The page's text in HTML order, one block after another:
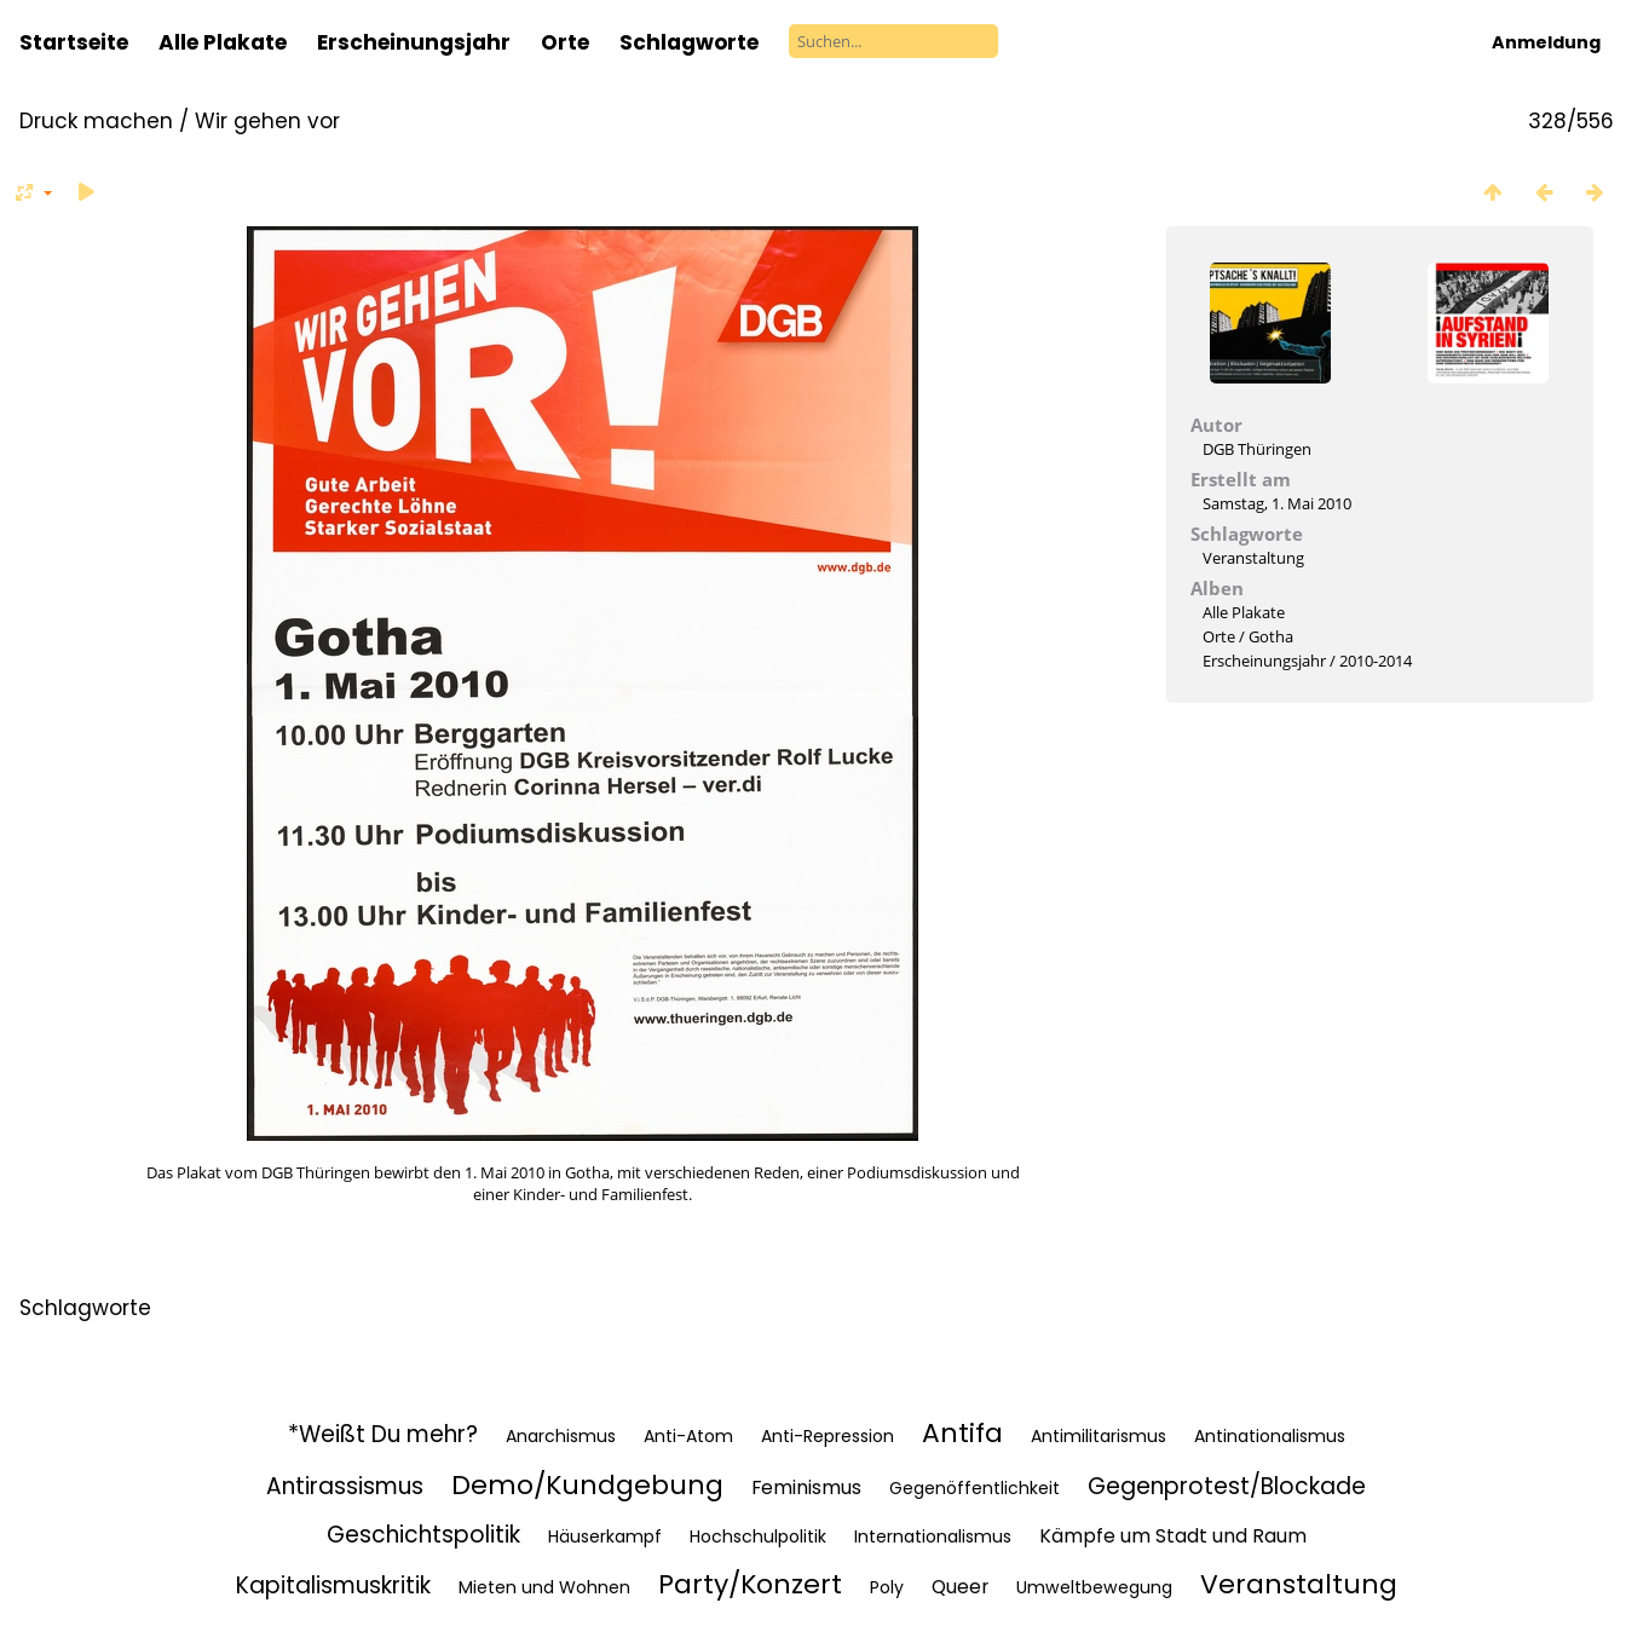
Startseite Alle Plakate Erscheinungsjahr Orte Schlagworte Anmeldung
328/556
Druck machen / Wir gehen vor
Das Plakat vom DGB Thüringen bewirbt den 1. Mai 2010 in Gotha, mit verschiedenen Reden, einer Podiumsdiskussion und
einer Kinder- und Familienfest.
Autor
DGB Thüringen
Erstellt am
Samstag, 1. Mai 2010
Schlagworte
Veranstaltung
Alben
Alle Plakate
Orte/Gotha
Erscheinungsjahr/2010-2014
Schlagworte
*Weißt Du mehr? Anarchismus Anti-Atom Anti-Repression Antifa Antimilitarismus Antinationalismus
Antirassismus Demo/Kundgebung Feminismus Gegenöffentlichkeit
Gegenprotest/Blockade
Geschichtspolitik
Häuserkampf Hochschulpolitik Internationalismus Kämpfe um Stadt und Raum
Kapitalismuskritik Mieten und Wohnen Party/Konzert Poly Queer Umweltbewegung Veranstaltung